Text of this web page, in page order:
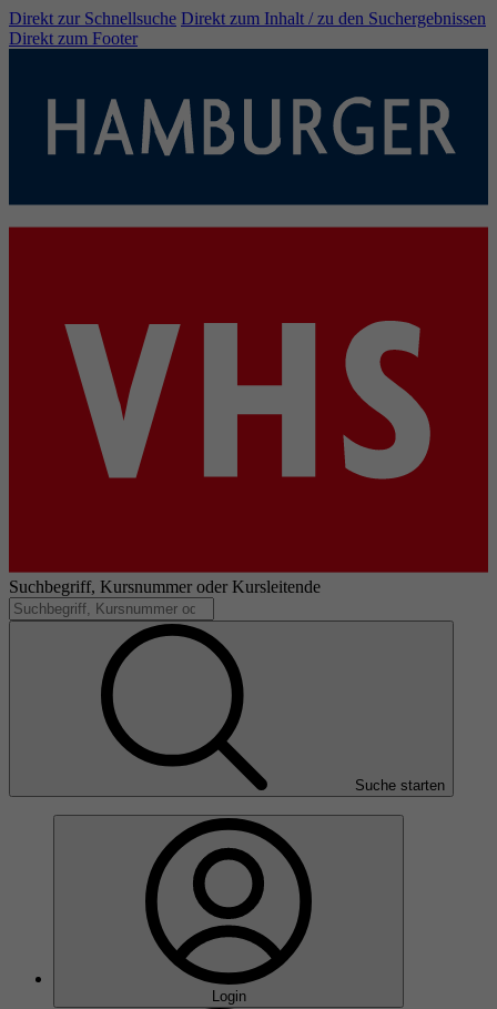
Direkt zur Schnellsuche Direkt zum Inhalt / zu den Suchergebnissen
Direkt zum Footer
Suchbegriff, Kursnummer oder Kursleitende
Suche starten
Login